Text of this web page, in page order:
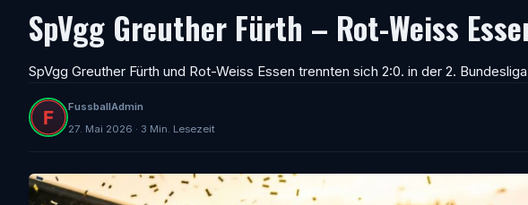
SpVgg Greuther Fürth – Rot-Weiss
SpVgg Greuther Fürth und Rot-Weiss Essen trennten sich 2:0. in der 2.
FussballAdmin
27. Mai 2026 · 3 Min. Lesezeit